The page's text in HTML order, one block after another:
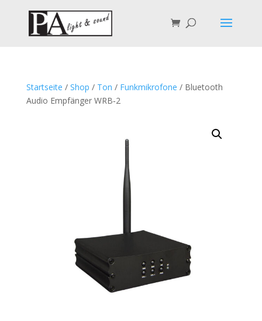
Startseite / Shop / Ton / Funkmikrofone / Blue­tooth
Audio Emp­fän­ger WRB‑2